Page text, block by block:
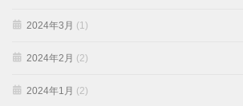
2024年3月 (1)
2024年2月 (2)
2024年1月 (2)